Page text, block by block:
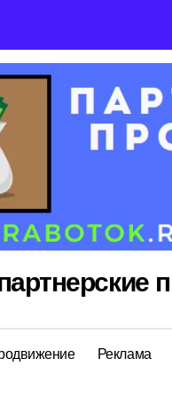
Реклама